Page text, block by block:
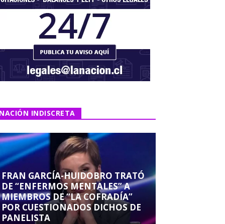
INDISCRETA
FRAN GARCÍA-HUIDOBRO TRATÓ
DE “ENFERMOS MENTALES” A
MIEMBROS DE “LA COFRADÍA”
POR CUESTIONADOS DICHOS DE
PANELISTA